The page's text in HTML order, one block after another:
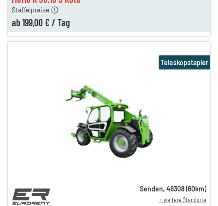
Staffelpreise
ab 199,00 € / Tag
189,00 €
Teleskopstapler
Senden, 48308(60km)
+ weitere Standorte